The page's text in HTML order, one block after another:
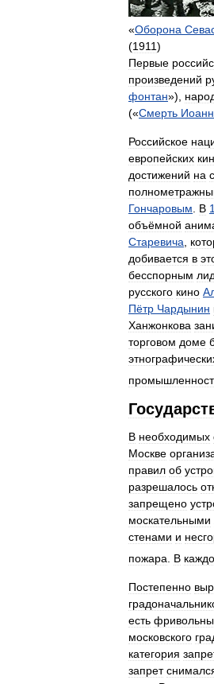
«Оборона
(1911)
Первые
произведений
фонтан»),
(«Смерть
Российское
европейских
достижений на
Гончаровым. В
объёмной
Старевича,
добивается в
бесспорным
русского кино
Пётр Чардынин
Ханжонкова
торговом доме
В необходимых
Москве
правил об
разрешалось
запрещено
москательными
стенами и
пожара
В
Постепенно
есть
московского
категория
запрет